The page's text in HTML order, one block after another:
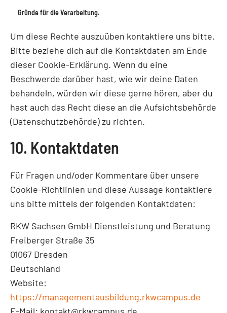
Gründe für die Verarbeitung.
Um diese Rechte auszuüben kontaktiere uns bitte.
Bitte beziehe dich auf die Kontaktdaten am Ende
dieser Cookie-Erklärung. Wenn du eine
Beschwerde darüber hast, wie wir deine Daten
behandeln, würden wir diese gerne hören, aber du
hast auch das Recht diese an die Aufsichtsbehörde
(Datenschutzbehörde) zu richten.
10. Kontaktdaten
Für Fragen und/oder Kommentare über unsere
Cookie-Richtlinien und diese Aussage kontaktiere
uns bitte mittels der folgenden Kontaktdaten:
RKW Sachsen GmbH Dienstleistung und Beratung
Freiberger Straße 35
01067 Dresden
Deutschland
Website:
https://managementausbildung.rkwcampus.de